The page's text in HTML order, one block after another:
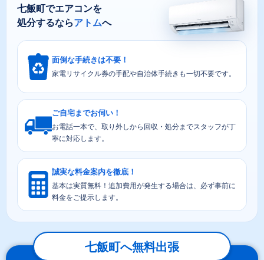
七飯町でエアコンを
処分するならアトムへ
面倒な手続きは不要！
家電リサイクル券の手配や自治体手続きも一切不要です。
ご自宅までお伺い！
お電話一本で、取り外しから回収・処分までスタッフが丁
寧に対応します。
誠実な料金案内を徹底！
基本は実質無料！追加費用が発生する場合は、必ず事前に
料金をご提示します。
七飯町へ無料出張